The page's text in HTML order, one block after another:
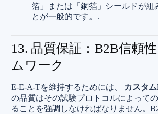
箔」または「銅箔」シールドが組
とが一般的です。.
13. 品質保証：B2B信頼
ムワーク
E-E-A-Tを維持するためには、
カスタ
の品質はその試験プロトコルによって
ることを強調しなければなりません。